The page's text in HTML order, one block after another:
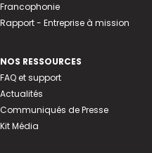
Francophonie
Rapport - Entreprise à mission
NOS RESSOURCES
FAQ et support
Actualités
Communiqués de Presse
Kit Média